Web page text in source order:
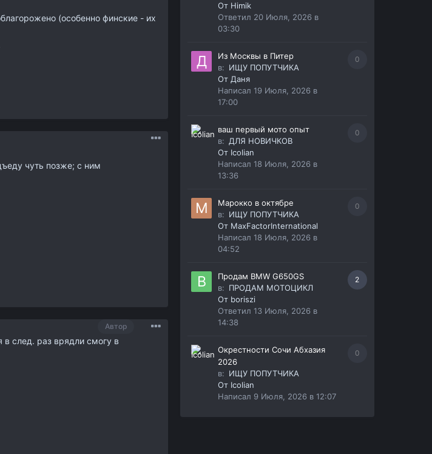
(особенно финские - их
чуть позже; с ним
Автор
в след. раз врядли смогу в
От Himik
Ответил 20 Июля, 2026 в
03:30
0
Из Москвы в Питер
в: ИЩУ ПОПУТЧИКА
От Даня
Написал 19 Июля, 2026 в
17:00
0
ваш первый мото опыт
в: ДЛЯ НОВИЧКОВ
От Icolian
Написал 18 Июля, 2026 в
13:36
0
Марокко в октябре
в: ИЩУ ПОПУТЧИКА
От MaxFactorInternational
Написал 18 Июля, 2026 в
04:52
2
Продам BMW G650GS
в: ПРОДАМ МОТОЦИКЛ
От boriszi
Ответил 13 Июля, 2026 в
14:38
0
Окрестности Сочи Абхазия
2026
в: ИЩУ ПОПУТЧИКА
От Icolian
Написал 9 Июля, 2026 в 12:07